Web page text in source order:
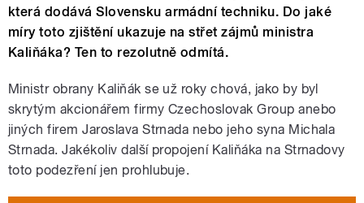
která dodává Slovensku armádní techniku. Do jaké
míry toto zjištění ukazuje na střet zájmů ministra
Kaliňáka? Ten to rezolutně odmítá.
Ministr obrany Kaliňák se už roky chová, jako by byl
skrytým akcionářem firmy Czechoslovak Group anebo
jiných firem Jaroslava Strnada nebo jeho syna Michala
Strnada. Jakékoliv další propojení Kaliňáka na Strnadovy
toto podezření jen prohlubuje.